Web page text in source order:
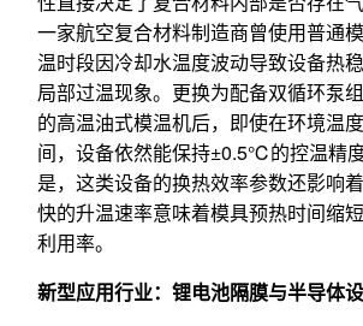
一家航空复合材料制造商曾使用普通
温时段因冷却水温度波动导致设备热
局部过温现象。更换为配备双循环泵
的高温油式模温机后，即使在环境温
间，设备依然能保持±0.5℃的控温精
是，这类设备的换热效率参数还影
快的升温速率意味着模具预热时间缩
利用率。
新型应用行业：锂电池隔膜与半导体